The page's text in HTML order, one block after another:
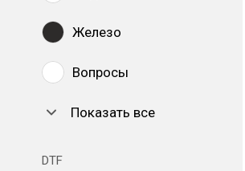
Железо
Вопросы
Показать все
DTF